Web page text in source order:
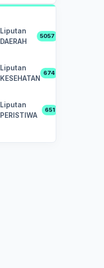
Liputan
DAERAH
5057
Liputan
KESEHATAN
674
Liputan
PERISTIWA
651